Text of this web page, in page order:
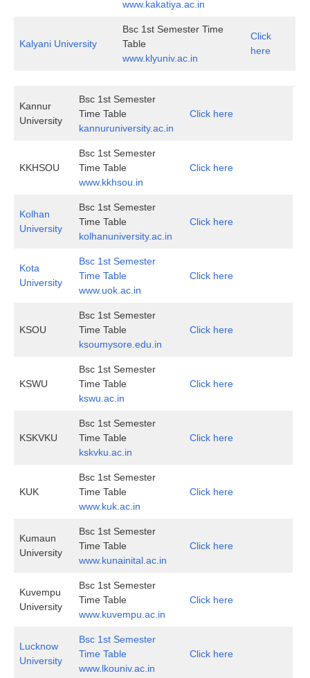
www.kakatiya.ac.in
Kalyani University
Bsc 1st Semester Time
Table
www.klyuniv.ac.in
Click
here
Kannur
University
Bsc 1st Semester
Time Table
kannuruniversity.ac.in
Click here
KKHSOU
Bsc 1st Semester
Time Table
www.kkhsou.in
Click here
Kolhan
University
Bsc 1st Semester
Time Table
kolhanuniversity.ac.in
Click here
Kota
University
Bsc 1st Semester
Time Table
www.uok.ac.in
Click here
KSOU
Bsc 1st Semester
Time Table
ksoumysore.edu.in
Click here
KSWU
Bsc 1st Semester
Time Table
kswu.ac.in
Click here
KSKVKU
Bsc 1st Semester
Time Table
kskvku.ac.in
Click here
KUK
Bsc 1st Semester
Time Table
www.kuk.ac.in
Click here
Kumaun
University
Bsc 1st Semester
Time Table
www.kunainital.ac.in
Click here
Kuvempu
University
Bsc 1st Semester
Time Table
www.kuvempu.ac.in
Click here
Lucknow
University
Bsc 1st Semester
Time Table
www.lkouniv.ac.in
Click here